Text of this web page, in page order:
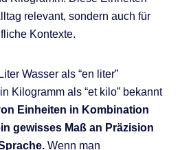
relevant, sondern auch für
Kontexte.
Wasser als “en liter”
Kilogramm als “et kilo” bekannt
Einheiten in Kombination
gewisses Maß an Präzision
Wenn man